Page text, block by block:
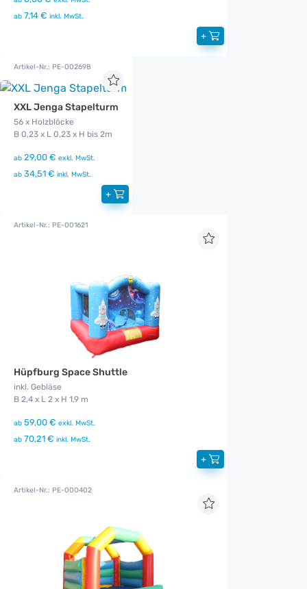
ab 7,14 € inkl. MwSt.
+
Artikel-Nr.: PE-002698
XXL Jenga Stapelturm
56 x Holzblöcke
B 0,23 x L 0,23 x H bis 2m
ab 29,00 € exkl. MwSt.
ab 34,51 € inkl. MwSt.
+
Artikel-Nr.: PE-001621
Hüpfburg Space Shuttle
inkl. Gebläse
B 2,4 x L 2 x H 1,9 m
ab 59,00 € exkl. MwSt.
ab 70,21 € inkl. MwSt.
+
Artikel-Nr.: PE-000402